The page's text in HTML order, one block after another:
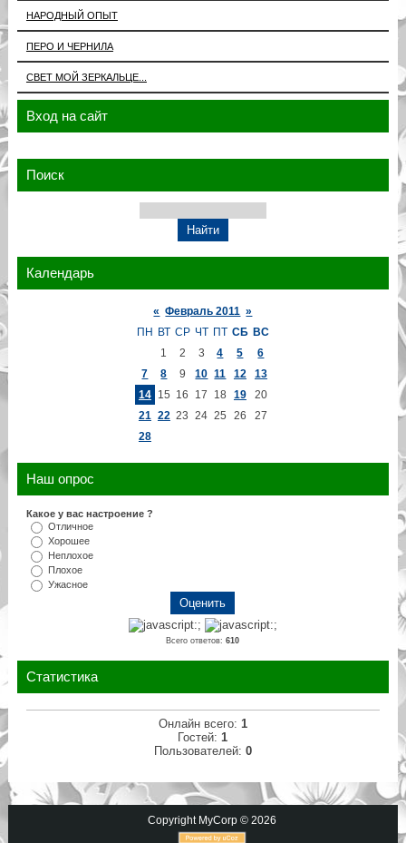
НАРОДНЫЙ ОПЫТ
ПЕРО И ЧЕРНИЛА
СВЕТ МОЙ ЗЕРКАЛЬЦЕ...
Вход на сайт
Поиск
Календарь
« Февраль 2011 »
ПН ВТ СР ЧТ ПТ СБ ВС
1
2 3 4 5
6
7
8 9 10 11 12
13
14 15 16 17 18 19
20
21 22 23 24 25 26
27
28
Наш опрос
Какое у вас настроение ?
Отличное
Хорошее
Неплохое
Плохое
Ужасное
Всего ответов:610
Статистика
Онлайн всего: 1
Гостей: 1
Пользователей: 0
Copyright MyCorp © 2026